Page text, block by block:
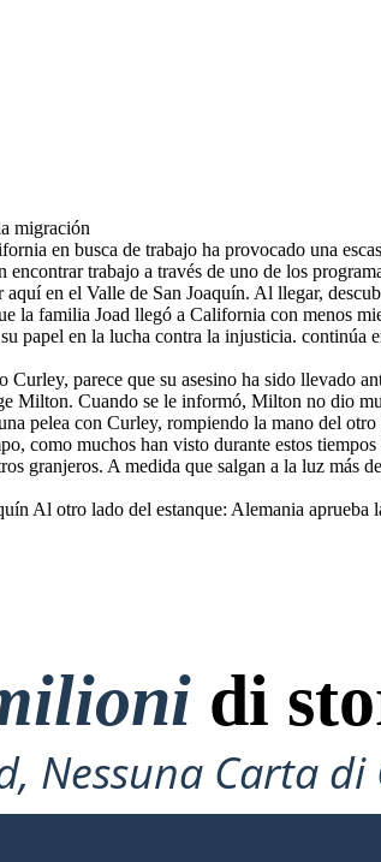
migración
en busca de trabajo ha provocado una
trabajo a través de uno de los
en el Valle de San Joaquín. Al llegar,
la familia Joad llegó a California con menos
papel en la lucha contra la injusticia. continúa
Curley, parece que su asesino ha sido llevado
Milton. Cuando se le informó, Milton no dio
pelea con Curley, rompiendo la mano del
como muchos han visto durante estos
granjeros. A medida que salgan a la luz más
Al otro lado del estanque: Alemania
di
Nessuna Carta di
Necessario per